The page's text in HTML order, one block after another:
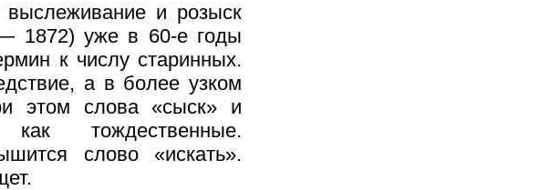
и розыск
1872) уже в 60-е годы
к числу старинных.
а в более узком
этом слова «сыск» и
тождественные.
слово «искать».